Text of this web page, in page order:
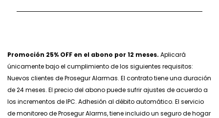
Promoción 25% OFF en el abono por 12 meses. Aplicará
únicamente bajo el cumplimiento de los siguientes requisitos:
Nuevos clientes de Prosegur Alarmas. El contrato tiene una duración
de 24 meses. El precio del abono puede sufrir ajustes de acuerdo a
los incrementos de IPC. Adhesión al débito automático. El servicio
de monitoreo de Prosegur Alarms, tiene incluido un seguro de hogar